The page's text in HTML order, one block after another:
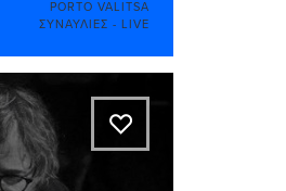
PORTO VALITSA
ΣΥΝΑΥΛΊΕΣ - LIVE
A